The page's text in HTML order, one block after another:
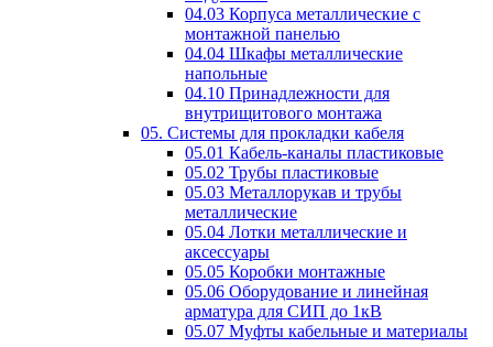
04.03 Корпуса металлические с
монтажной панелью
04.04 Шкафы металлические
напольные
04.10 Принадлежности для
внутрищитового монтажа
05. Системы для прокладки кабеля
05.01 Кабель-каналы пластиковые
05.02 Трубы пластиковые
05.03 Металлорукав и трубы
металлические
05.04 Лотки металлические и
аксессуары
05.05 Коробки монтажные
05.06 Оборудование и линейная
арматура для СИП до 1кВ
05.07 Муфты кабельные и материалы